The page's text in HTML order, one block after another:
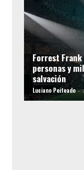
Forrest
personas y
salvación
Luciano Peiteado -